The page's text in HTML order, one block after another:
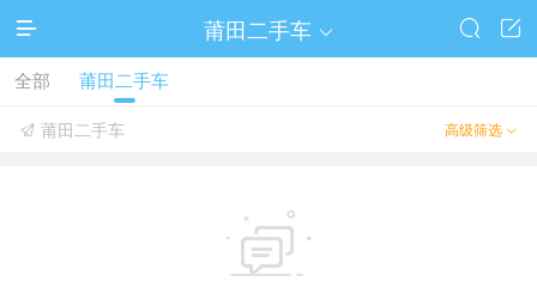
 莆田二手车  

全部 莆田二手车
高级筛选 
 莆田二手车
